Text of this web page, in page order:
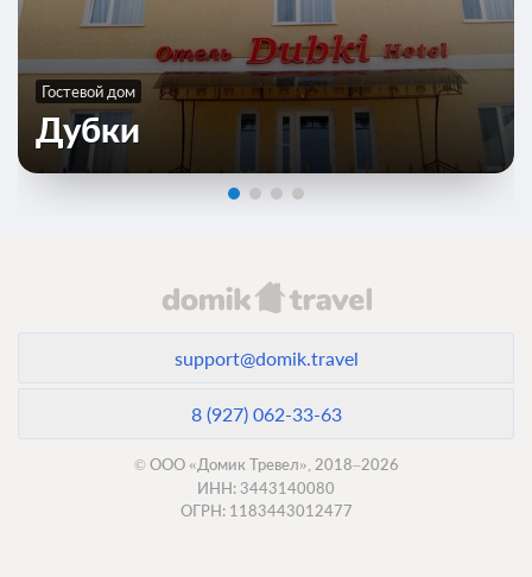
Гостевой дом
Дубки
support@domik.travel
8 (927) 062-33-63
© ООО «Домик Тревел», 2018–2026
ИНН: 3443140080
ОГРН: 1183443012477